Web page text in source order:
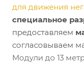
для движения
специальное
предоставляем
согласовываем
Модули до 13